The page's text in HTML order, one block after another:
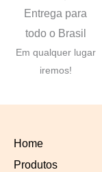
Entrega para
todo o Brasil
Em qualquer lugar
iremos!
Home
Produtos